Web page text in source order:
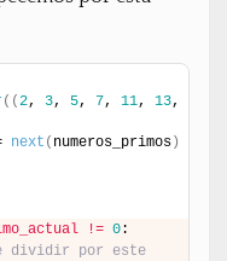
( (2, 3, 5, 7, 11, 13
next ( numeros_primos )
!= 0:
dividir por este